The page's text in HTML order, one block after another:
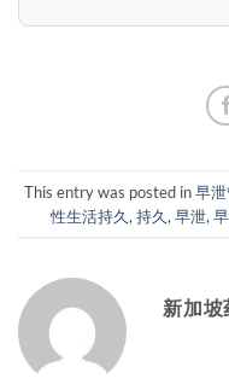
This entry was posted in早
性生活持久, 持久, 早泄,
新加坡